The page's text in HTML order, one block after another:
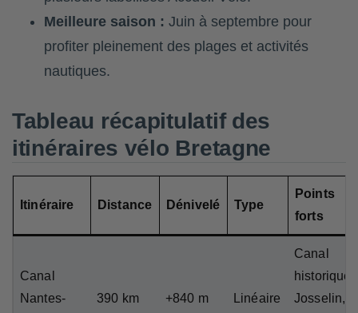
Meilleure saison : Juin à septembre pour
profiter pleinement des plages et activités
nautiques.
Tableau récapitulatif des
itinéraires vélo Bretagne
Itinéraire Distance Dénivelé Type
Points
forts
Canal
Nantes-
390 km +840 m Linéaire
Canal
historique,
Josselin,